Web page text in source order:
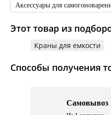
Аксессуары для
Этот товар из
Краны для емкости
Способы получения
Самовывоз